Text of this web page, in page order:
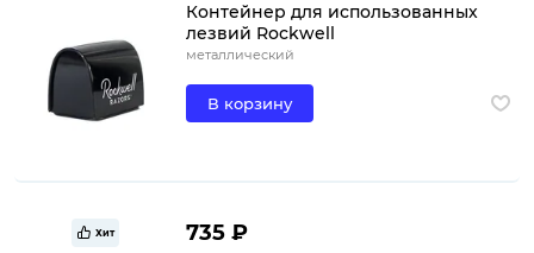
Контейнер для использованных
лезвий Rockwell
металлический
В корзину
Хит 735 ₽